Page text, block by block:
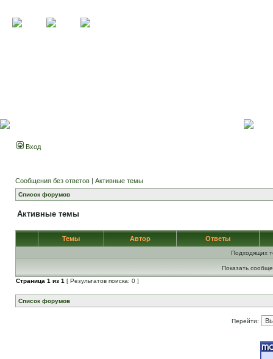
Вход
Сообщения без ответов | Активные темы
Список форумов
Активные темы
Темы Автор Ответы
Подходящих
Показать
Страница 1 из 1 [ Результатов поиска: 0 ]
Список форумов
Перейти: